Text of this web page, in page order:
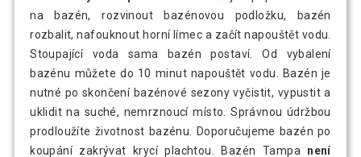
na bazén, rozvinout bazénovou podložku, bazén
rozbalit, nafouknout horní límec a začít napouštět vodu.
Stoupající voda sama bazén postaví. Od vybalení
bazénu můžete do 10 minut napouštět vodu. Bazén je
nutné po skončení bazénové sezony vyčistit, vypustit a
uklidit na suché, nemrznoucí místo. Správnou údržbou
prodloužíte životnost bazénu. Doporučujeme bazén po
koupání zakrývat krycí plachtou. Bazén Tampa není